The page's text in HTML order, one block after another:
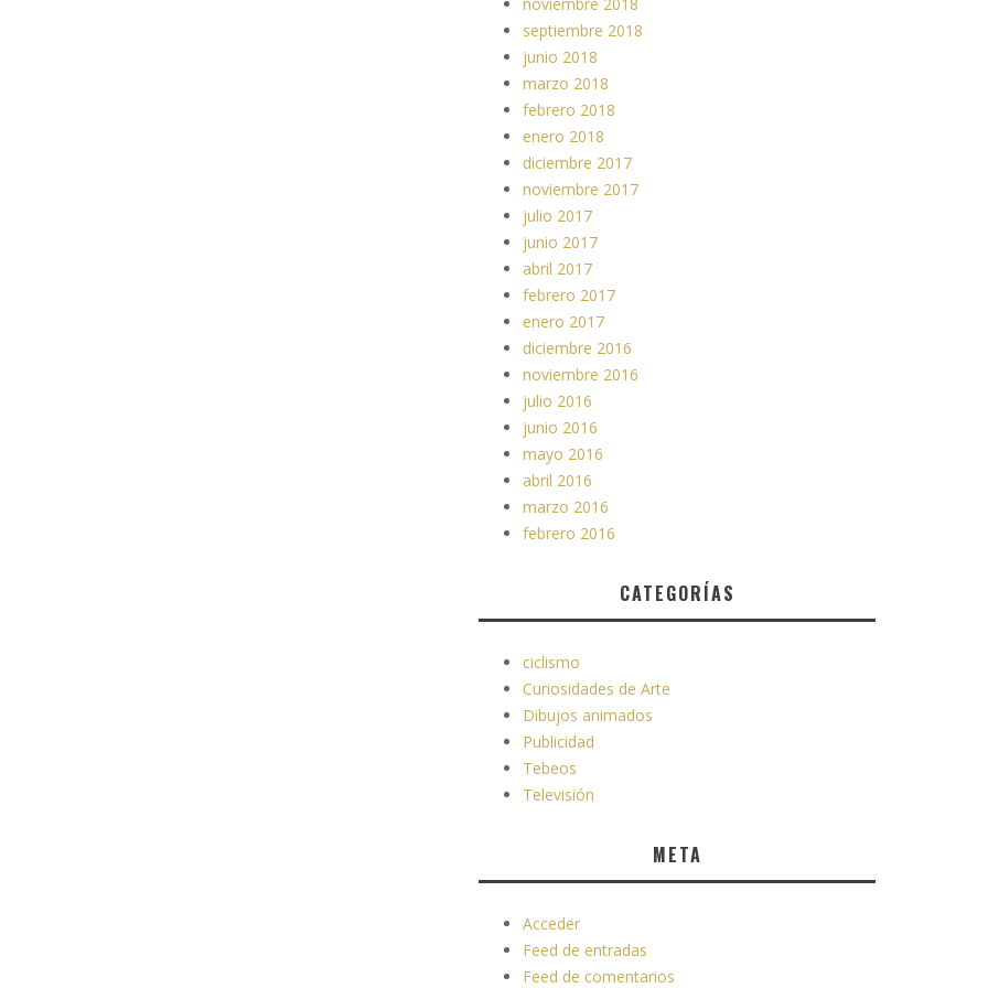
septiembre 2018
junio 2018
marzo 2018
febrero 2018
enero 2018
diciembre 2017
noviembre 2017
julio 2017
junio 2017
abril 2017
febrero 2017
enero 2017
diciembre 2016
noviembre 2016
julio 2016
junio 2016
mayo 2016
abril 2016
marzo 2016
febrero 2016
CATEGORÍAS
ciclismo
Curiosidades de Arte
Dibujos animados
Publicidad
Tebeos
Televisión
META
Acceder
Feed de entradas
Feed de comentarios